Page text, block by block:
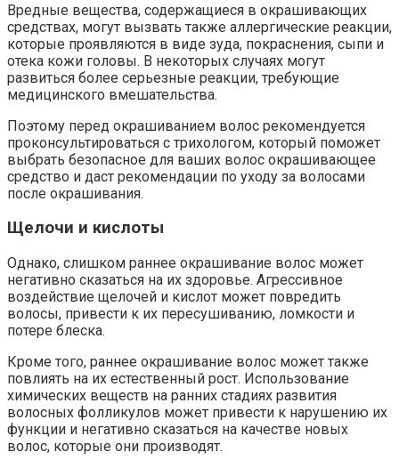
Вредные вещества, содержащиеся в окрашивающих
средствах, могут вызвать также аллергические реакции,
которые проявляются в виде зуда, покраснения, сыпи и
отека кожи головы. В некоторых случаях могут
развиться более серьезные реакции, требующие
медицинского вмешательства.
Поэтому перед окрашиванием волос рекомендуется
проконсультироваться с трихологом, который поможет
выбрать безопасное для ваших волос окрашивающее
средство и даст рекомендации по уходу за волосами
после окрашивания.
Щелочи и кислоты
Однако, слишком раннее окрашивание волос может
негативно сказаться на их здоровье. Агрессивное
воздействие щелочей и кислот может повредить
волосы, привести к их пересушиванию, ломкости и
потере блеска.
Кроме того, раннее окрашивание волос может также
повлиять на их естественный рост. Использование
химических веществ на ранних стадиях развития
волосных фолликулов может привести к нарушению их
функции и негативно сказаться на качестве новых
волос, которые они производят.